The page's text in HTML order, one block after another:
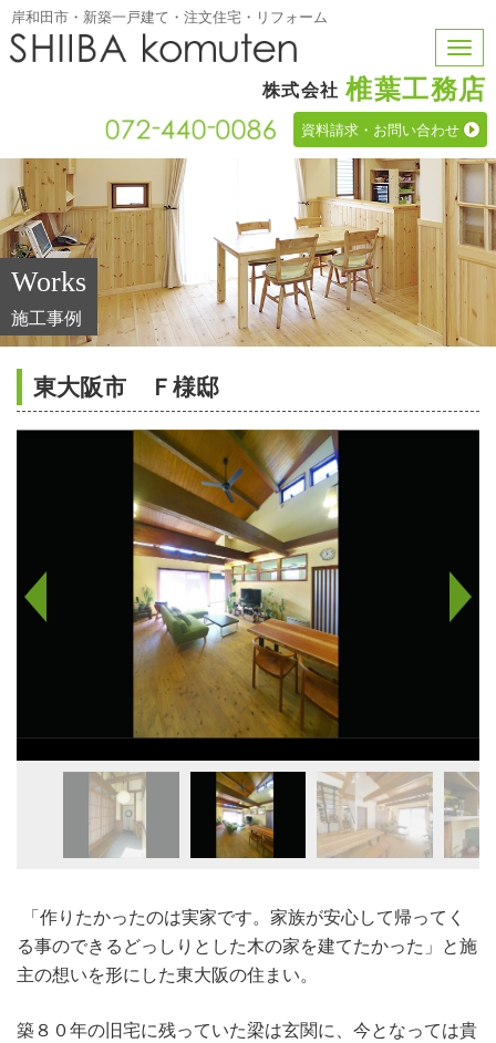
岸和田市・新築一戸建て・注文住宅・リフォーム
株式会社 椎葉工務店
資料請求・お問い合わせ
Toggle
Works
施工事例
東大阪市 Ｆ様邸
「作りたかったのは実家です。家族が安心して帰ってく
る事のできるどっしりとした木の家を建てたかった」と施
主の想いを形にした東大阪の住まい。
築８０年の旧宅に残っていた梁は玄関に、今となっては貴